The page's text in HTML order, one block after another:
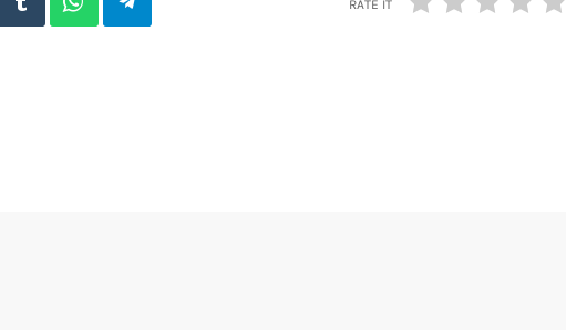
RATE IT